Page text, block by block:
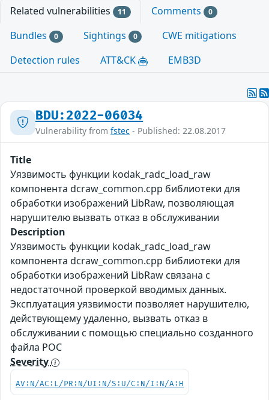
Related vulnerabilities 11 Comments 0
Bundles 0 Sightings 0
CWE mitigations
Detection rules
ATT&CK EMB3D
BDU:2022-06034
Vulnerability from fstec - Published: 22.08.2017
Title
Уязвимость функции kodak_radc_load_raw
компонента dcraw_common.cpp библиотеки для
обработки изображений LibRaw, позволяющая
нарушителю вызвать отказ в обслуживании
Description
Уязвимость функции kodak_radc_load_raw
компонента dcraw_common.cpp библиотеки для
обработки изображений LibRaw связана с
недостаточной проверкой вводимых данных.
Эксплуатация уязвимости позволяет нарушителю,
действующему удаленно, вызвать отказ в
обслуживании с помощью специально созданного
файла POC
Severity
AV:N/AC:L/PR:N/UI:N/S:U/C:N/I:N/A:H